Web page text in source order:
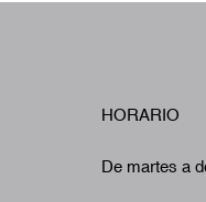
HORARIO
De martes a